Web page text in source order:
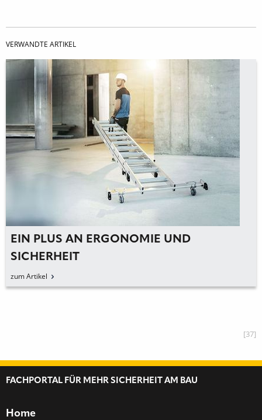
VERWANDTE ARTIKEL
EIN PLUS AN ERGONOMIE UND
SICHERHEIT
zum Artikel
[37]
FACHPORTAL FÜR MEHR SICHERHEIT AM BAU
Home